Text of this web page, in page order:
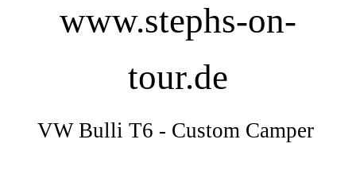
www.stephs-on-
tour.de
VW Bulli T6 - Custom Camper